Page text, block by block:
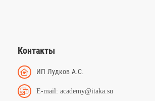
Контакты
ИП Лудков А.С.
E-mail: academy@itaka.su